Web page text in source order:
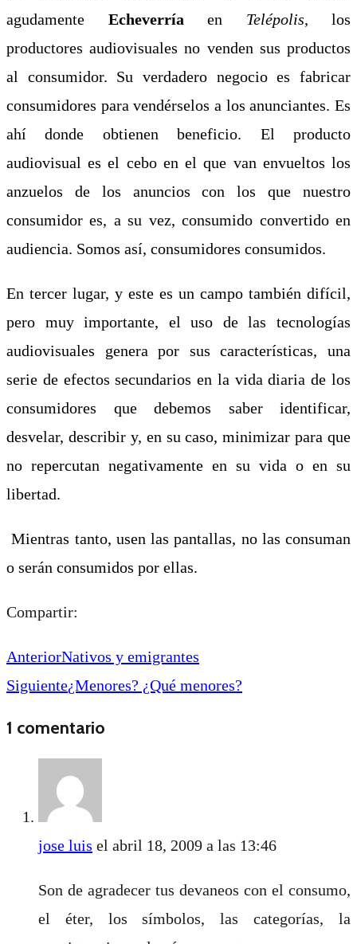
agudamente Echeverría en Telépolis, los
productores audiovisuales no venden sus productos
al consumidor. Su verdadero negocio es fabricar
consumidores para vendérselos a los anunciantes. Es
ahí donde obtienen beneficio. El producto
audiovisual es el cebo en el que van envueltos los
anzuelos de los anuncios con los que nuestro
consumidor es, a su vez, consumido convertido en
audiencia. Somos así, consumidores consumidos.
En tercer lugar, y este es un campo también difícil,
pero muy importante, el uso de las tecnologías
audiovisuales genera por sus características, una
serie de efectos secundarios en la vida diaria de los
consumidores que debemos saber identificar,
desvelar, describir y, en su caso, minimizar para que
no repercutan negativamente en su vida o en su
libertad.
Mientras tanto, usen las pantallas, no las consuman
o serán consumidos por ellas.
Compartir:
AnteriorNativos y emigrantes
Siguiente¿Menores? ¿Qué menores?
1 comentario
jose luis el abril 18, 2009 a las 13:46
Son de agradecer tus devaneos con el consumo,
el éter, los símbolos, las categorías, la